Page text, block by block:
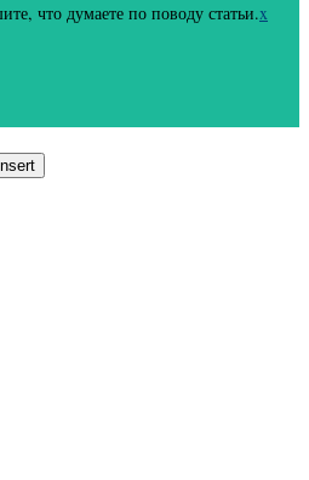
что думаете по поводу статьи.x
Insert